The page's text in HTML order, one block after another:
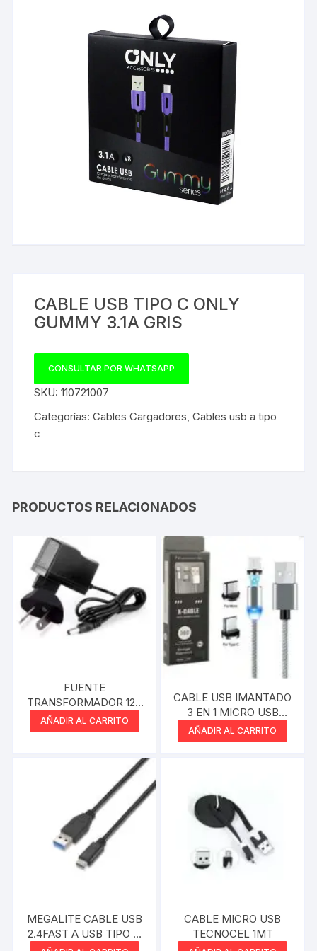
CABLE USB TIPO C ONLY
GUMMY 3.1A GRIS
CONSULTAR POR WHATSAPP
SKU:110721007
Categorías:Cables Cargadores ,Cables usb a tipo
c
PRODUCTOS RELACIONADOS
FUENTE
TRANSFORMADOR 12V
2A PLUG 2.1MM
MAXPOWER
AÑADIR AL CARRITO
CABLE USB IMANTADO
3 EN 1 MICRO USB
LIGHTNING IPHONE
TIPO C
AÑADIR AL CARRITO
MEGALITE CABLE USB
2.4FAST A USB TIPO C
CABLE MICRO USB
TECNOCEL 1MT